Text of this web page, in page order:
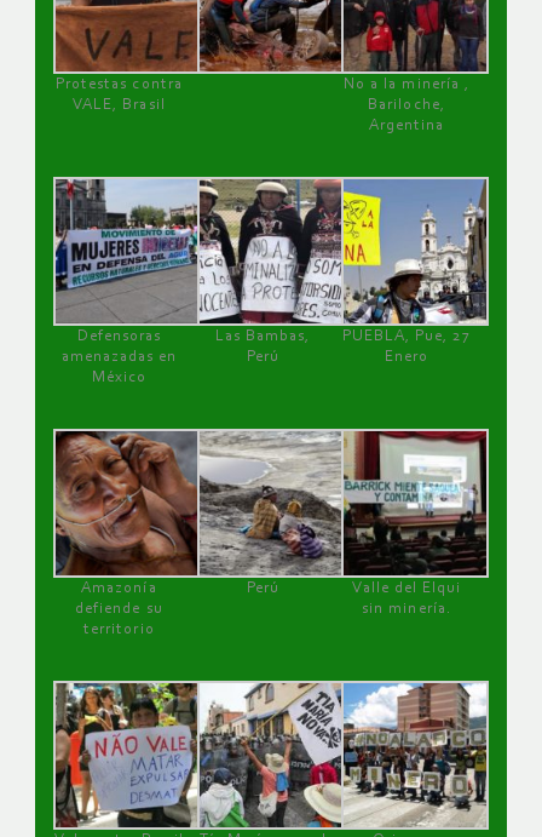
Protestas contra
VALE, Brasil
No a la minería ,
Bariloche,
Argentina
Defensoras
amenazadas en
México
Las Bambas,
Perú
PUEBLA, Pue, 27
Enero
Amazonía
defiende su
territorio
Perú
Valle del Elqui
sin minería.